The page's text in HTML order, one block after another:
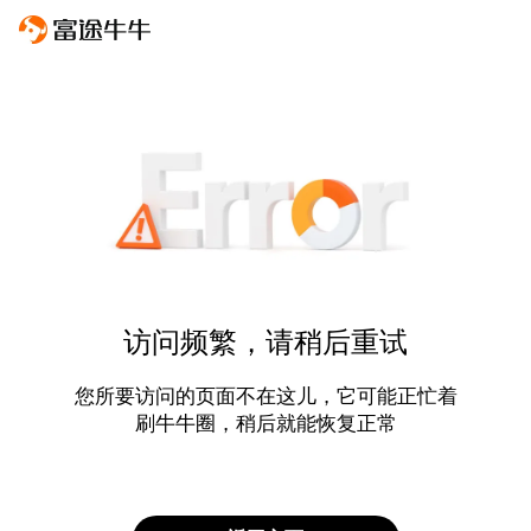
访问频繁，请稍后重试
您所要访问的页面不在这儿，它可能正忙着
刷牛牛圈，稍后就能恢复正常